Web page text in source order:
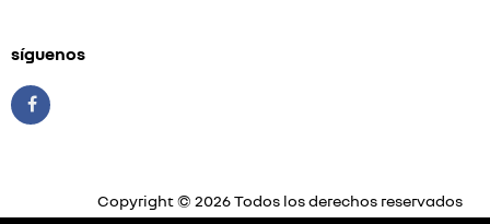
síguenos
Copyright © 2026 Todos los derechos reservados